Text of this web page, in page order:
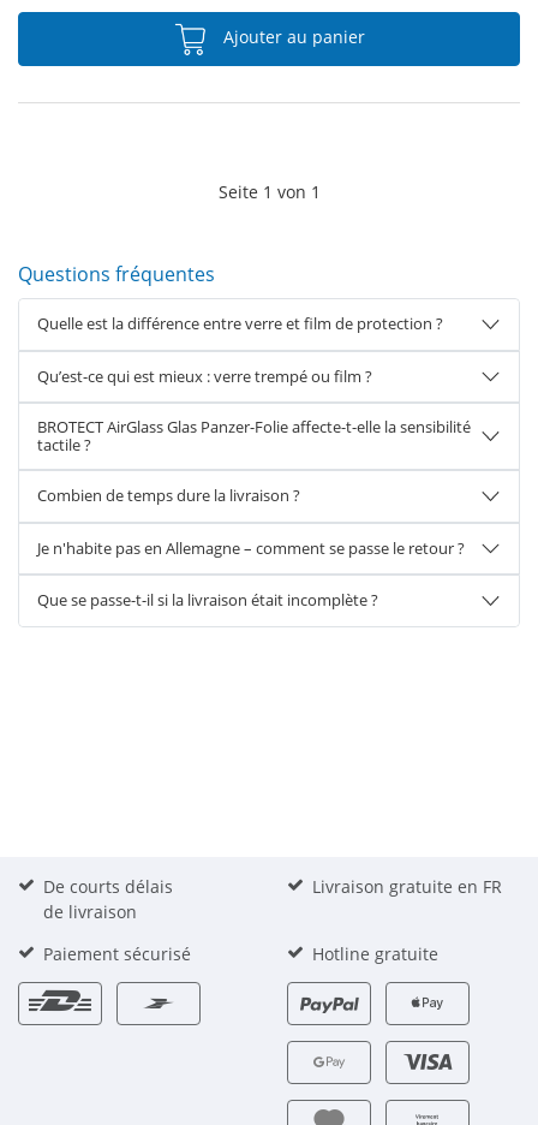
Ajouter au panier
Seite 1 von 1
Questions fréquentes
Quelle est la différence entre verre et film de protection ?
Qu’est-ce qui est mieux : verre trempé ou film ?
BROTECT AirGlass Glas Panzer-Folie affecte-t-elle la sensibilité
tactile ?
Combien de temps dure la livraison ?
Je n'habite pas en Allemagne – comment se passe le retour ?
Que se passe-t-il si la livraison était incomplète ?
De courts délais
de livraison
Livraison gratuite en FR
Paiement sécurisé Hotline gratuite